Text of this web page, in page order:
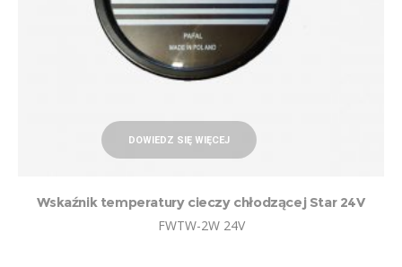
DOWIEDZ SIĘ WIĘCEJ
Wskaźnik temperatury cieczy chłodzącej Star 24V
FWTW-2W 24V